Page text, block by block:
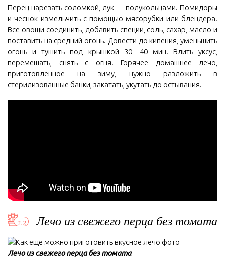
Перец нарезать соломкой, лук — полукольцами. Помидоры
и чеснок измельчить с помощью мясорубки или блендера.
Все овощи соединить, добавить специи, соль, сахар, масло и
поставить на средний огонь. Довести до кипения, уменьшить
огонь и тушить под крышкой 30—40 мин. Влить уксус,
перемешать, снять с огня. Горячее домашнее лечо,
приготовленное на зиму, нужно разложить в
стерилизованные банки, закатать, укутать до остывания.
Лечо из свежего перца без томата
Лечо из свежего перца без томата